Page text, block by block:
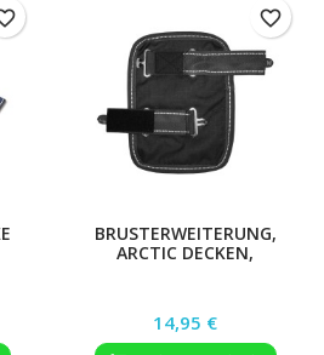
BRUSTERWEITERUNG,
ARCTIC DECKEN,
Preis
14,95 €
favorite_border